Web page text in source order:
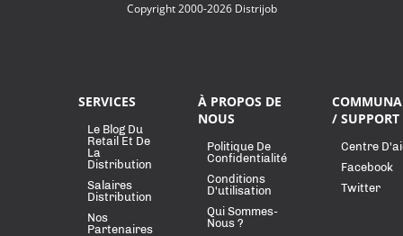
Copyright 2000-2026 Distrijob
SERVICES
Le Blog Du
Retail Et De
La
Distribution
Salaires
Distribution
Nos
Partenaires
À PROPOS DE
NOUS
Politique De
Confidentialité
Conditions
D'utilisation
Qui Sommes-
Nous ?
/ SUPPORT
Centre
Facebook
Twitter